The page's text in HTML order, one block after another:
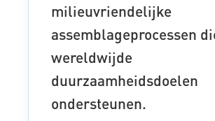
milieuvriendelijke
assemblageprocessen
wereldwijde
duurzaamheidsdoelen
ondersteunen.